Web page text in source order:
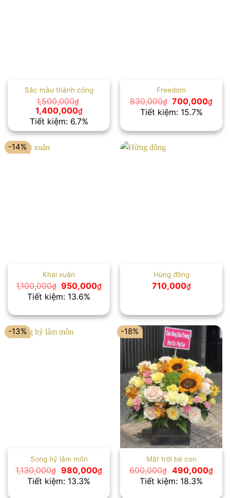
Sắc màu thành công
1,500,000₫
Giá
gốc
là:
1,500,000₫.
1,400,000₫Giá
hiện
tại
là:
1,400,000₫.
Tiết kiệm: 6.7%
Freedom
830,000₫ Giá
gốc
là:
700,000₫Giá
Tiết kiệm: 15.7%
-14%
Khai xuân
1,100,000₫ Giá
gốc
là:
950,000₫Giá
là:
950,000₫.
Tiết kiệm: 13.6%
Hừng đông
710,000₫
-13%
Song hỷ lâm môn
1,130,000₫ Giá
gốc
là:
980,000₫Giá
hiện
là:
Tiết kiệm: 13.3%
-18%
Mặt trời bé con
600,000₫ Giá
gốc
là:
490,000₫Giá
hiện
là:
Tiết kiệm: 18.3%